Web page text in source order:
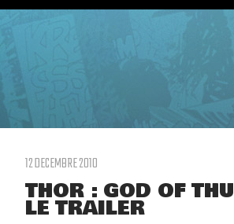
12 DECEMBRE 2010
THOR : GOD OF
LE TRAILER